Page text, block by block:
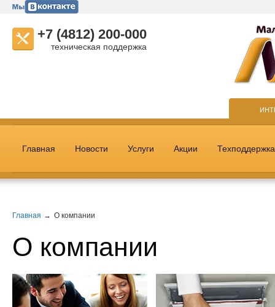
+7 (4812) 200-000
техническая поддержка
Главная Новости Услуги Акции Техподдержка
Главная О компании
О компании